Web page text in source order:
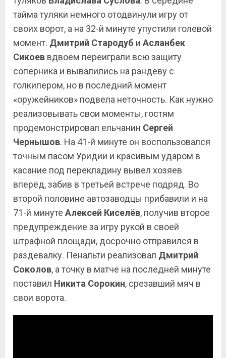
тайма туляки немного отодвинули игру от
своих ворот, а на 32-й минуте упустили голевой
момент. Дмитрий Стародуб и Асланбек
Сикоев вдвоём переиграли всю защиту
соперника и вывалились на рандеву с
голкипером, но в последний момент
«оружейников» подвела неточность. Как нужно
реализовывать свои моменты, гостям
продемонстрировал ельчанин Сергей
Чернышов. На 41-й минуте он воспользовался
точным пасом Уридии и красивым ударом в
касание под перекладину вывел хозяев
вперёд, забив в третьей встрече подряд. Во
второй половине автозаводцы прибавили и на
71-й минуте Алексей Киселёв, получив второе
предупреждение за игру рукой в своей
штрафной площади, досрочно отправился в
раздевалку. Пенальти реализовал Дмитрий
Соколов, а точку в матче на последней минуте
поставил Никита Сорокин, срезавший мяч в
свои ворота.